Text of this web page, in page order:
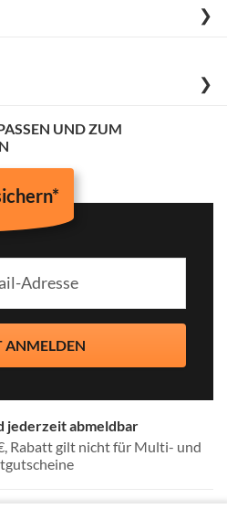
❯
❯
UND ZUM
ANMELDEN
jederzeit abmeldbar
Rabatt gilt nicht für Multi- und